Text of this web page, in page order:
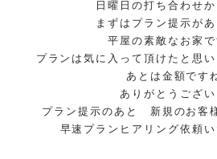
日曜日の打ち合わせか
まずはプラン提示が
平屋の素敵なお家で
プランは気に入って頂けたと思
あとは金額です
ありがとうござい
プラン提示のあと 新規のお客
早速プランヒアリング依頼い